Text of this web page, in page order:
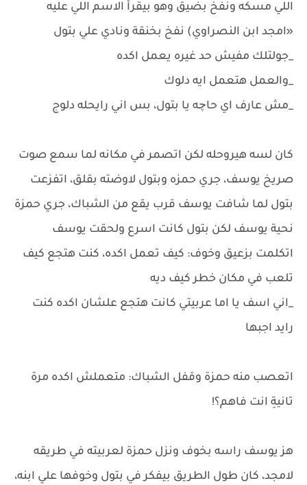
اللي مسكه ونفخ بضيق وهو بيقرأ الاسم اللي عليه
«امجد ابن النصراوي) نفخ بخنقة ونادي علي بتول
_جولتلك مفيش حد غيره يعمل اكده
_والعمل هتعمل ايه دلوك
_مش عارف اي حاچه يا بتول، بس اني رايحله دلوج
كان لسه هيروحله لكن اتصمر في مكانه لما سمع صوت
صريخ يوسف، جري حمزه وبتول لاوضته بقلق، اتفزعت
بتول لما شافت يوسف قرب يقع من الشباك، جري حمزة
نحية يوسف لكن بتول كانت اسرع ولحقت يوسف
اتكلمت بزعيق وخوف: كيف تعمل اكده، كنت هتجع كيف
تلعب في مكان خطر كيف ديه
_اني اسف يا اما عربيتي كانت هتجع علشان اكده كنت
رايد اجبها
اتعصب منه حمزة وقفل الشباك: متعملش اكده مرة
تانيةِ انت فاهم؟!
هز يوسف راسه بخوف ونزل حمزة لعربيته في طريقه
لامجد، كان طول الطريق بيفكر في بتول وخوفها علي ابنه،